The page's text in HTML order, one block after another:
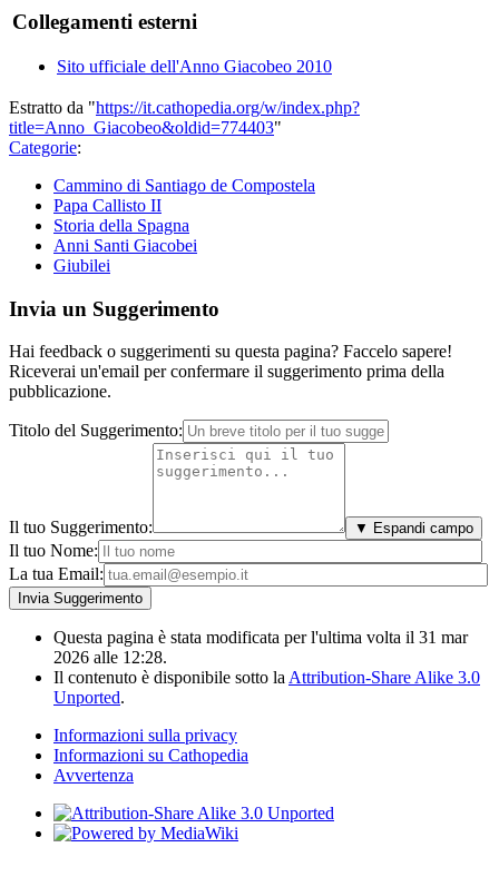
Collegamenti esterni
Sito ufficiale dell'Anno Giacobeo 2010
Estratto da "https://it.cathopedia.org/w/index.php?
title=Anno_Giacobeo&oldid=774403"
Categorie:
Cammino di Santiago de Compostela
Papa Callisto II
Storia della Spagna
Anni Santi Giacobei
Giubilei
Invia un Suggerimento
Hai feedback o suggerimenti su questa pagina? Faccelo sapere!
Riceverai un'email per confermare il suggerimento prima della
pubblicazione.
Titolo del Suggerimento:
Il tuo Suggerimento: ▼ Espandi campo
Il tuo Nome:
La tua Email:
Questa pagina è stata modificata per l'ultima volta il 31 mar
2026 alle 12:28.
Il contenuto è disponibile sotto laAttribution-Share Alike 3.0
Unported.
Informazioni sulla privacy
Informazioni su Cathopedia
Avvertenza